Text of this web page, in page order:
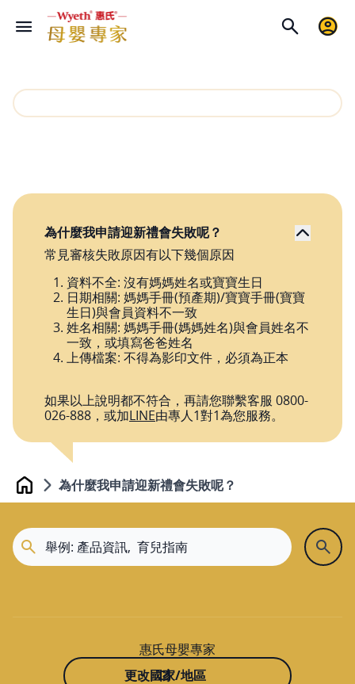
為什麼我申請迎新禮會失敗呢？
常見審核失敗原因有以下幾個原因
資料不全: 沒有媽媽姓名或寶寶生日
日期相關: 媽媽手冊(預產期)/寶寶手冊(寶寶
生日)與會員資料不一致
姓名相關: 媽媽手冊(媽媽姓名)與會員姓名不
一致，或填寫爸爸姓名
上傳檔案: 不得為影印文件，必須為正本
如果以上說明都不符合，再請您聯繫客服 0800-
026-888，或加LINE由專人1對1為您服務。
Home 為什麼我申請迎新禮會失敗呢？
惠氏母嬰專家
更改國家/地區